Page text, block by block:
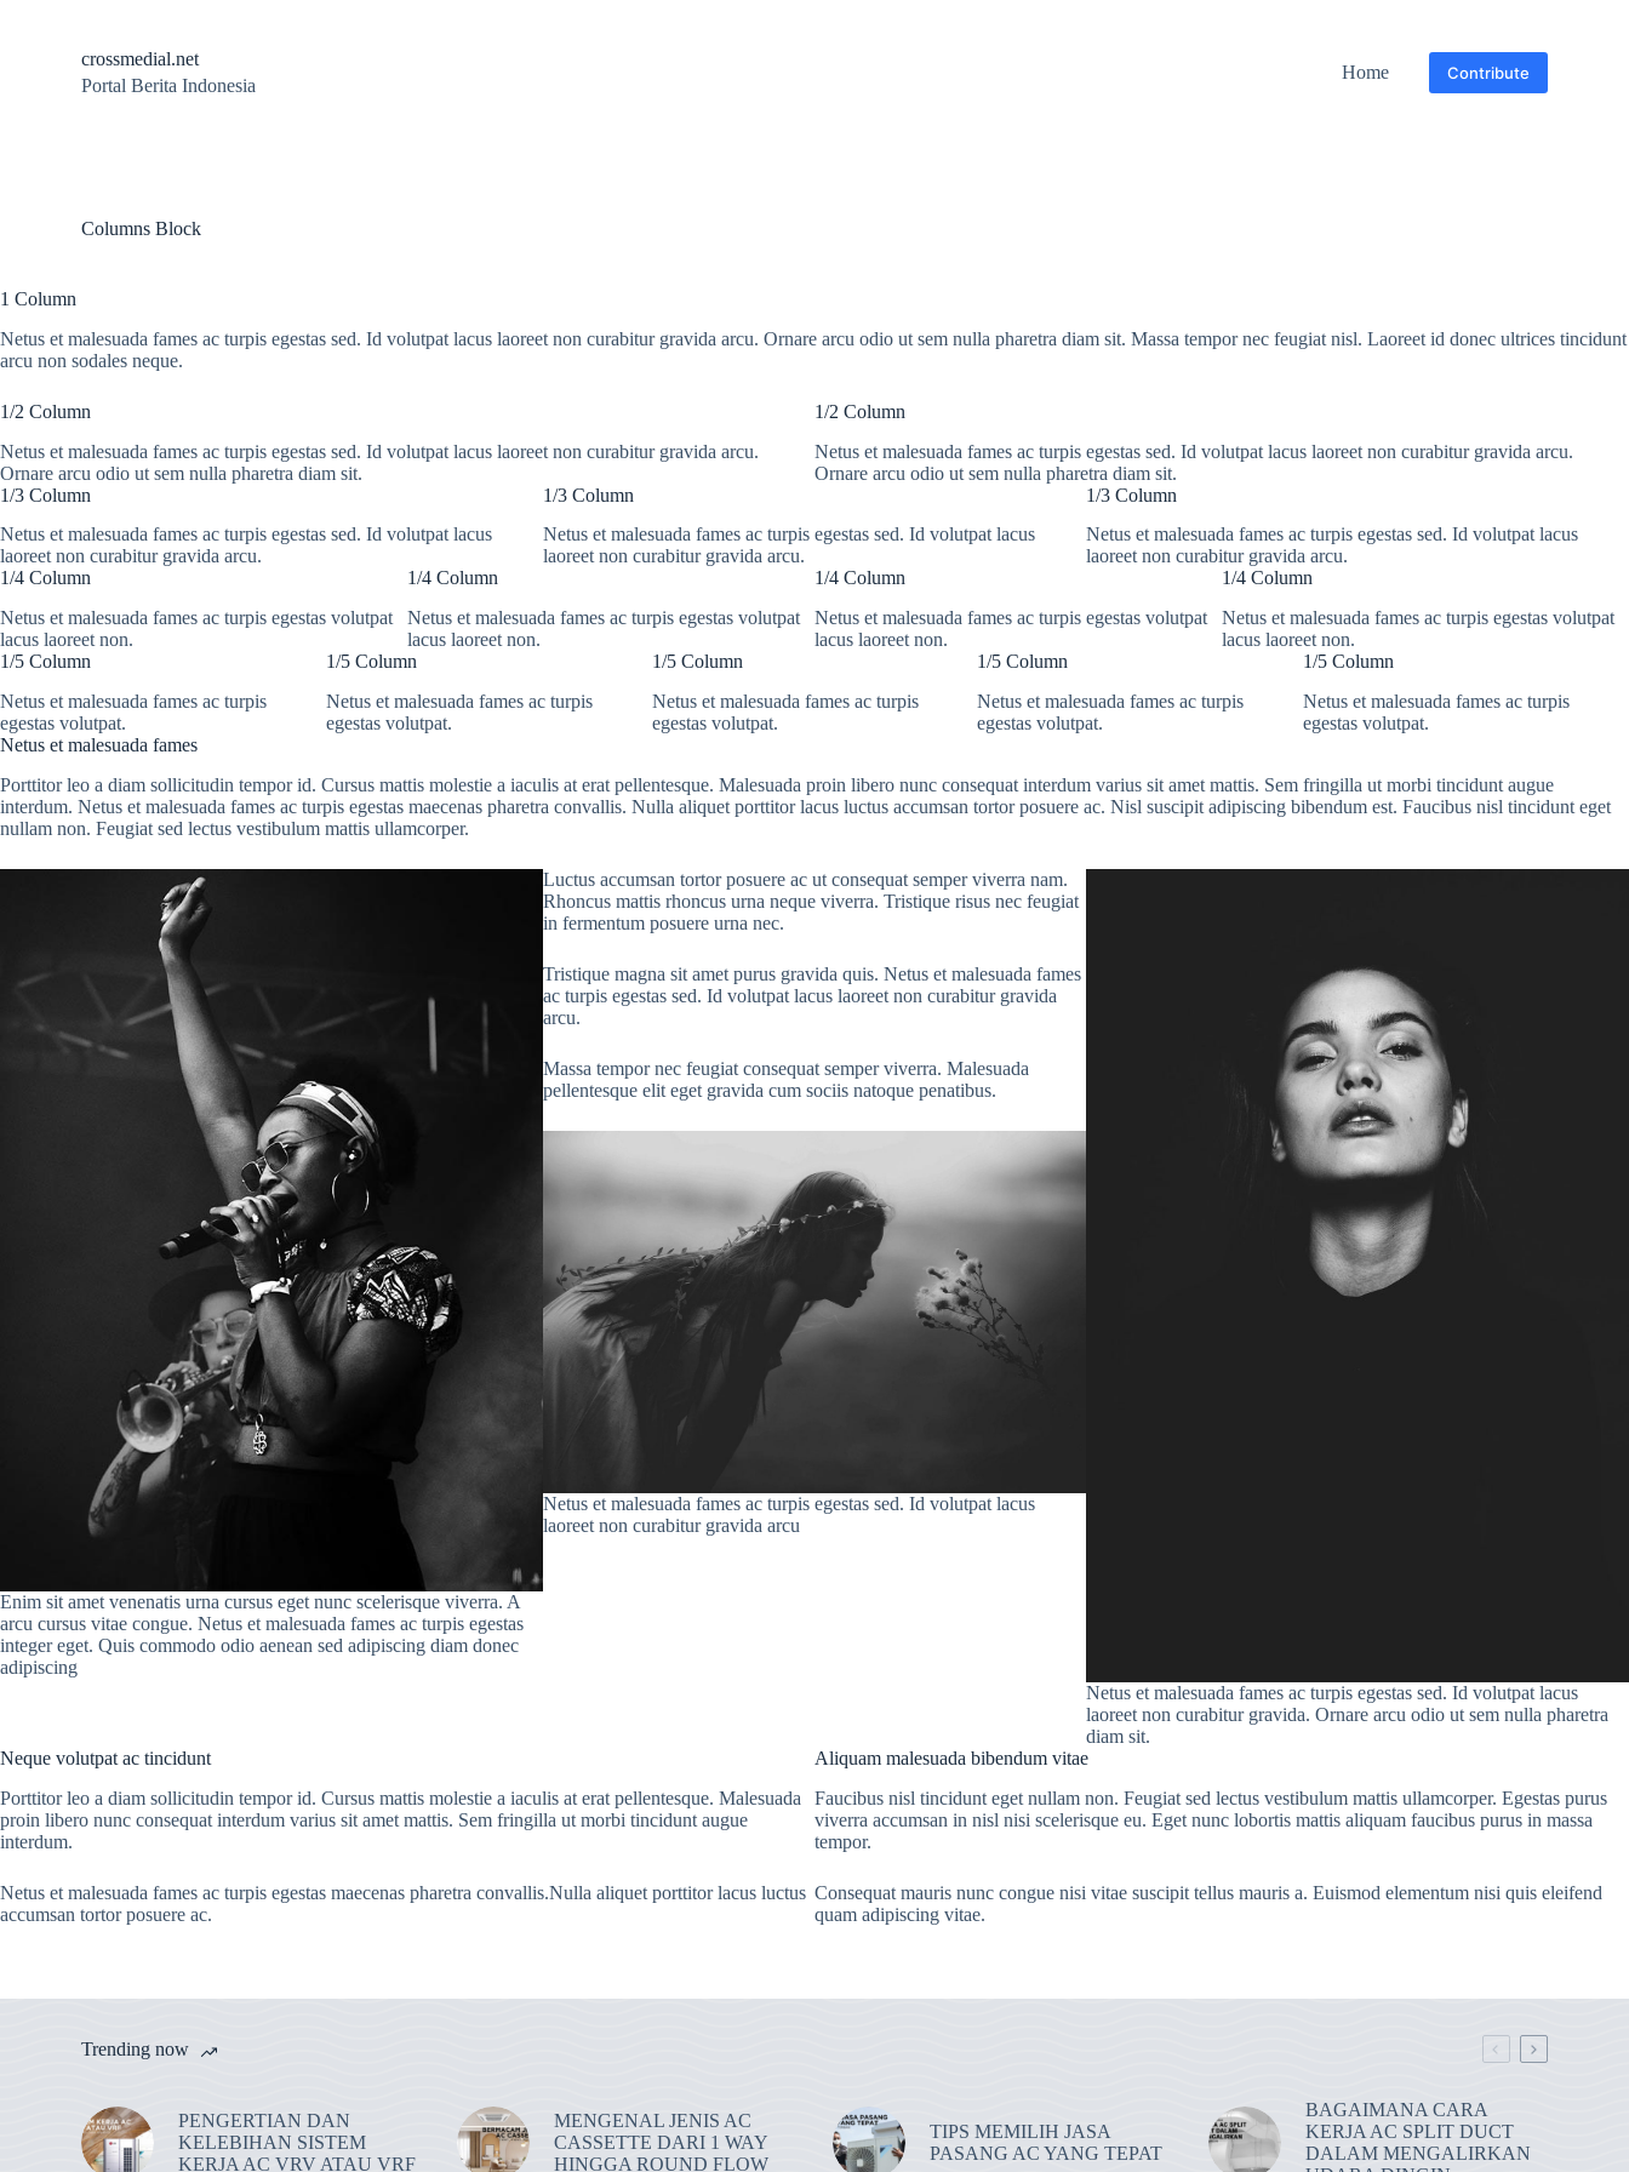
crossmedial.net
Portal Berita Indonesia
Home Contribute
Columns Block
1 Column
Netus et malesuada fames ac turpis egestas sed. Id volutpat lacus laoreet non curabitur gravida arcu. Ornare arcu odio ut sem nulla pharetra diam sit. Massa tempor nec feugiat nisl. Laoreet id donec ultrices tincidunt
arcu non sodales neque.
1/2 Column
Netus et malesuada fames ac turpis egestas sed. Id volutpat lacus laoreet non curabitur gravida arcu.
Ornare arcu odio ut sem nulla pharetra diam sit.
1/2 Column
Netus et malesuada fames ac turpis egestas sed. Id volutpat lacus laoreet non curabitur gravida arcu.
Ornare arcu odio ut sem nulla pharetra diam sit.
1/3 Column
Netus et malesuada fames ac turpis egestas sed. Id volutpat lacus
laoreet non curabitur gravida arcu.
1/3 Column
Netus et malesuada fames ac turpis egestas sed. Id volutpat lacus
laoreet non curabitur gravida arcu.
1/3 Column
Netus et malesuada fames ac turpis egestas sed. Id volutpat lacus
laoreet non curabitur gravida arcu.
1/4 Column
Netus et malesuada fames ac turpis egestas volutpat
lacus laoreet non.
1/4 Column
Netus et malesuada fames ac turpis egestas volutpat
lacus laoreet non.
1/4 Column
Netus et malesuada fames ac turpis egestas volutpat
lacus laoreet non.
1/4 Column
Netus et malesuada fames ac turpis egestas volutpat
lacus laoreet non.
1/5 Column
Netus et malesuada fames ac turpis
egestas volutpat.
1/5 Column
Netus et malesuada fames ac turpis
egestas volutpat.
1/5 Column
Netus et malesuada fames ac turpis
egestas volutpat.
1/5 Column
Netus et malesuada fames ac turpis
egestas volutpat.
1/5 Column
Netus et malesuada fames ac turpis
egestas volutpat.
Netus et malesuada fames
Porttitor leo a diam sollicitudin tempor id. Cursus mattis molestie a iaculis at erat pellentesque. Malesuada proin libero nunc consequat interdum varius sit amet mattis. Sem fringilla ut morbi tincidunt augue
interdum. Netus et malesuada fames ac turpis egestas maecenas pharetra convallis. Nulla aliquet porttitor lacus luctus accumsan tortor posuere ac. Nisl suscipit adipiscing bibendum est. Faucibus nisl tincidunt eget
nullam non. Feugiat sed lectus vestibulum mattis ullamcorper.
Enim sit amet venenatis urna cursus eget nunc scelerisque viverra. A
arcu cursus vitae congue. Netus et malesuada fames ac turpis egestas
integer eget. Quis commodo odio aenean sed adipiscing diam donec
adipiscing
Luctus accumsan tortor posuere ac ut consequat semper viverra nam.
Rhoncus mattis rhoncus urna neque viverra. Tristique risus nec feugiat
in fermentum posuere urna nec.
Tristique magna sit amet purus gravida quis. Netus et malesuada fames
ac turpis egestas sed. Id volutpat lacus laoreet non curabitur gravida
arcu.
Massa tempor nec feugiat consequat semper viverra. Malesuada
pellentesque elit eget gravida cum sociis natoque penatibus.
Netus et malesuada fames ac turpis egestas sed. Id volutpat lacus
laoreet non curabitur gravida arcu
Netus et malesuada fames ac turpis egestas sed. Id volutpat lacus
laoreet non curabitur gravida. Ornare arcu odio ut sem nulla pharetra
diam sit.
Neque volutpat ac tincidunt
Porttitor leo a diam sollicitudin tempor id. Cursus mattis molestie a iaculis at erat pellentesque. Malesuada
proin libero nunc consequat interdum varius sit amet mattis. Sem fringilla ut morbi tincidunt augue
interdum.
Netus et malesuada fames ac turpis egestas maecenas pharetra convallis.Nulla aliquet porttitor lacus luctus
accumsan tortor posuere ac.
Aliquam malesuada bibendum vitae
Faucibus nisl tincidunt eget nullam non. Feugiat sed lectus vestibulum mattis ullamcorper. Egestas purus
viverra accumsan in nisl nisi scelerisque eu. Eget nunc lobortis mattis aliquam faucibus purus in massa
tempor.
Consequat mauris nunc congue nisi vitae suscipit tellus mauris a. Euismod elementum nisi quis eleifend
quam adipiscing vitae.
Trending now
PENGERTIAN DAN
KELEBIHAN SISTEM
KERJA AC VRV ATAU VRF
MENGENAL JENIS AC
CASSETTE DARI 1 WAY
HINGGA ROUND FLOW
TIPS MEMILIH JASA
PASANG AC YANG TEPAT
BAGAIMANA CARA
KERJA AC SPLIT DUCT
DALAM MENGALIRKAN